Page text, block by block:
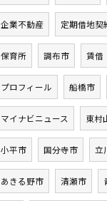
企業不動産 定期借地契
保育所 調布市 賃借
プロフィール 船橋市
マイナビニュース 東村
小平市 国分寺市 立
あきる野市 清瀬市